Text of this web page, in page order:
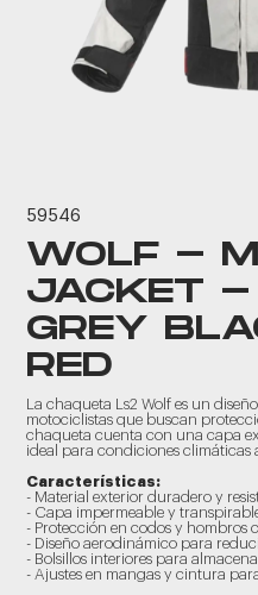
59546
WOLF -
JACKET -
GREY
RED
La chaqueta Ls2 Wolf es un
motociclistas que buscan
chaqueta cuenta con una capa
ideal para condiciones climáticas
Características:
- Material exterior duradero y
- Capa impermeable y
- Protección en codos y hombros
- Diseño aerodinámico para
- Bolsillos interiores para
- Ajustes en mangas y cintura